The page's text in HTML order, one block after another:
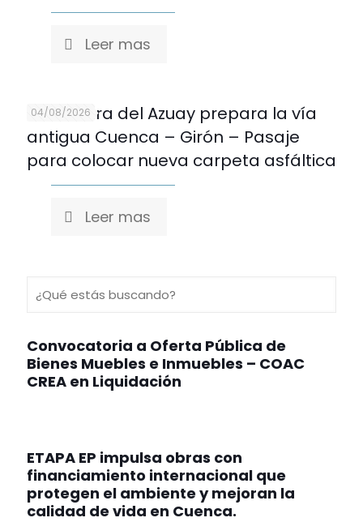
Leer mas
04/08/2026
Prefectura del Azuay prepara la vía
antigua Cuenca – Girón – Pasaje
para colocar nueva carpeta asfáltica
Leer mas
Convocatoria a Oferta Pública de
Bienes Muebles e Inmuebles – COAC
CREA en Liquidación
ETAPA EP impulsa obras con
financiamiento internacional que
protegen el ambiente y mejoran la
calidad de vida en Cuenca.